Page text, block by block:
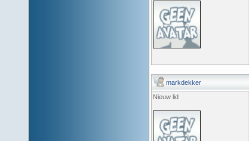
markdekker
Nieuw lid